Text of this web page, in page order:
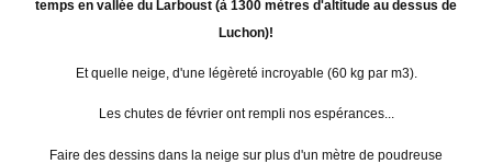
temps en vallée du Larboust (à 1300 mètres d'altitude au dessus de
Luchon)!
Et quelle neige, d'une légèreté incroyable (60 kg par m3).
Les chutes de février ont rempli nos espérances...
Faire des dessins dans la neige sur plus d'un mètre de poudreuse